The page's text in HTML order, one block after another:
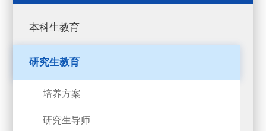
本科生教育
研究生教育
培养方案
研究生导师